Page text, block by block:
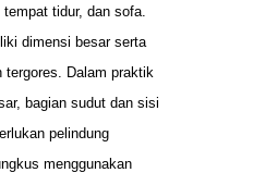
tidur, dan sofa.
dimensi besar serta
tergores. Dalam praktik
bagian sudut dan sisi
pelindung
menggunakan